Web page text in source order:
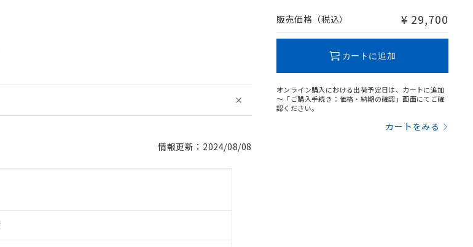
情報更新：2024/08/08
販売価格（税込） ¥ 29,700
カートに追加
オンライン購入における出荷予定日は、カートに追加
～「ご購入手続き：価格・納期の確認」画面にてご確
認ください。
カートをみる